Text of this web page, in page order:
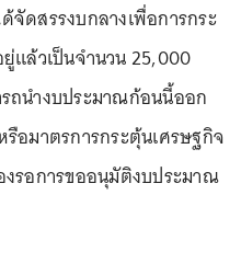
ดสรรงบกลางเพื่อการกระ
แล้วเป็นจำนวน 25,000
ถนำงบประมาณก้อนนี้ออก
อมาตรการกระตุ้นเศรษฐกิจ
รอการขออนุมัติงบประมาณ